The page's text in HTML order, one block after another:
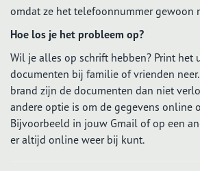
omdat ze het telefoonnummer gewoon
Hoe los je het probleem op?
Wil je alles op schrift hebben? Print het
documenten bij familie of vrienden
brand zijn de documenten dan niet
andere optie is om de gegevens online
Bijvoorbeeld in jouw Gmail of op een
er altijd online weer bij kunt.